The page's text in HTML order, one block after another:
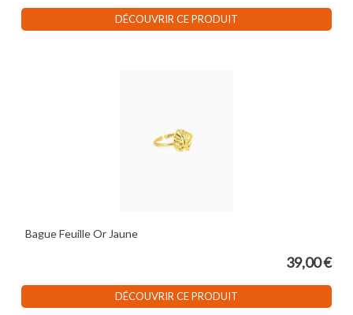
DÉCOUVRIR CE PRODUIT
Bague Feuille Or Jaune
39,00 €
DÉCOUVRIR CE PRODUIT